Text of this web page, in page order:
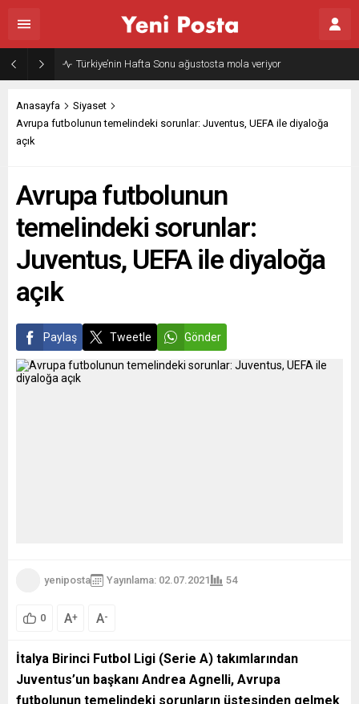
Anasayfa
Siyaset
Avrupa futbolunun temelindeki sorunlar: Juventus, UEFA ile diyaloğa
açık
Avrupa futbolunun
temelindeki sorunlar:
Juventus, UEFA ile diyaloğa
açık
Paylaş Tweetle Gönder
yeniposta Yayınlama: 02.07.2021 54
0 A+ A-
İtalya Birinci Futbol Ligi (Serie A) takımlarından
Juventus’un başkanı Andrea Agnelli, Avrupa
futbolunun temelindeki sorunların üstesinden gelmek